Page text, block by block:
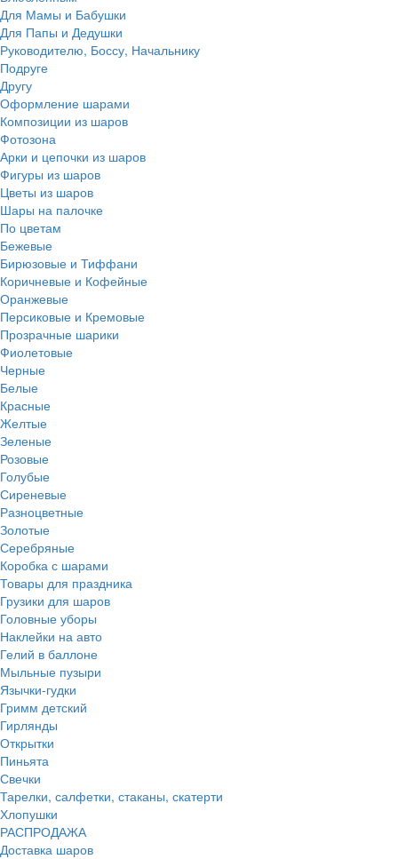
Для Мамы и Бабушки
Для Папы и Дедушки
Руководителю, Боссу, Начальнику
Подруге
Другу
Оформление шарами
Композиции из шаров
Фотозона
Арки и цепочки из шаров
Фигуры из шаров
Цветы из шаров
Шары на палочке
По цветам
Бежевые
Бирюзовые и Тиффани
Коричневые и Кофейные
Оранжевые
Персиковые и Кремовые
Прозрачные шарики
Фиолетовые
Черные
Белые
Красные
Желтые
Зеленые
Розовые
Голубые
Сиреневые
Разноцветные
Золотые
Серебряные
Коробка с шарами
Товары для праздника
Грузики для шаров
Головные уборы
Наклейки на авто
Гелий в баллоне
Мыльные пузыри
Язычки-гудки
Гримм детский
Гирлянды
Открытки
Пиньята
Свечки
Тарелки, салфетки, стаканы, скатерти
Хлопушки
РАСПРОДАЖА
Доставка шаров